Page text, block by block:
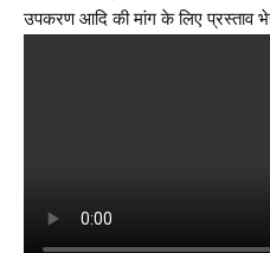
उपकरण आदि की मांग के लिए प्रस्ताव